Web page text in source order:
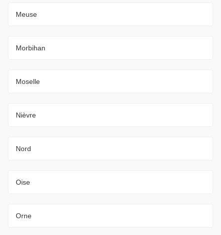
Meuse
Morbihan
Moselle
Nièvre
Nord
Oise
Orne